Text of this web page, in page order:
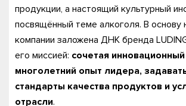
продукции, а настоящий культурный
посвящённый теме алкоголя. В основу
компании заложена ДНК бренда
его миссией: сочетая
многолетний опыт лидера,
стандарты качества продуктов и
отрасли.